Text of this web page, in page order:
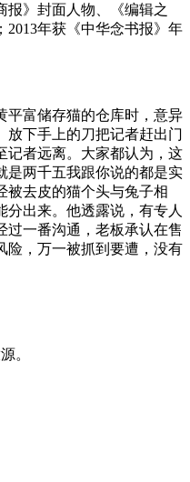
报》封面人物、《编辑之
年获《中华念书报》年
平富储存猫的仓库时，意异
放下手上的刀把记者赶出门
记者远离。大家都认为，这
是两千五我跟你说的都是实
被去皮的猫个头与兔子相
出来。他透露说，有专人
过一番沟通，老板承认在售
险，万一被抓到要遭，没有
。